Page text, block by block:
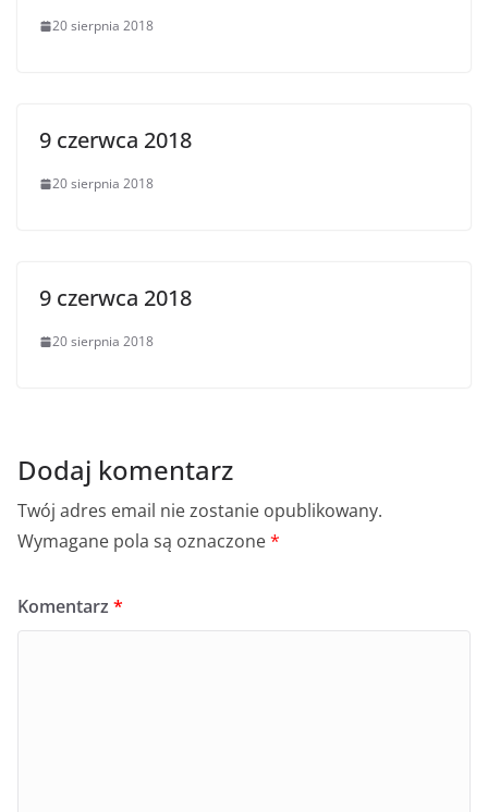
20 sierpnia 2018
9 czerwca 2018
20 sierpnia 2018
9 czerwca 2018
20 sierpnia 2018
Dodaj komentarz
Twój adres email nie zostanie opublikowany.
Wymagane pola są oznaczone*
Komentarz *